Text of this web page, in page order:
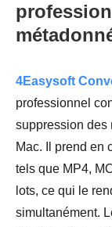
4Easysoft
professionnel
suppression des
Mac. Il prend en
tels que MP4,
lots, ce qui le
simultanément.